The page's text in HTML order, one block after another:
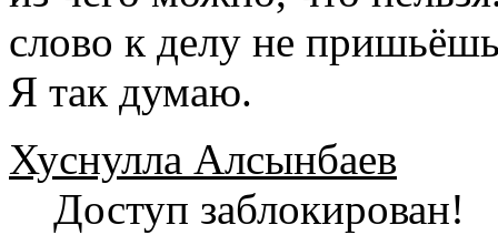
слово к делу не
Я так думаю.
Хуснулла Алсынбаев
Доступ заблокирован!